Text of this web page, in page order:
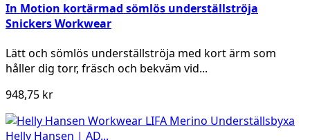
In Motion kortärmad sömlös underställströja
Snickers Workwear
Lätt och sömlös underställströja med kort ärm som
håller dig torr, fräsch och bekväm vid...
948,75 kr